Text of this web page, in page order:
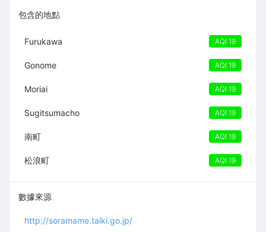
包含的地點
Furukawa AQI 19
Gonome AQI 19
Moriai AQI 19
Sugitsumacho AQI 19
南町 AQI 19
松浪町 AQI 19
數據來源
http://soramame.taiki.go.jp/